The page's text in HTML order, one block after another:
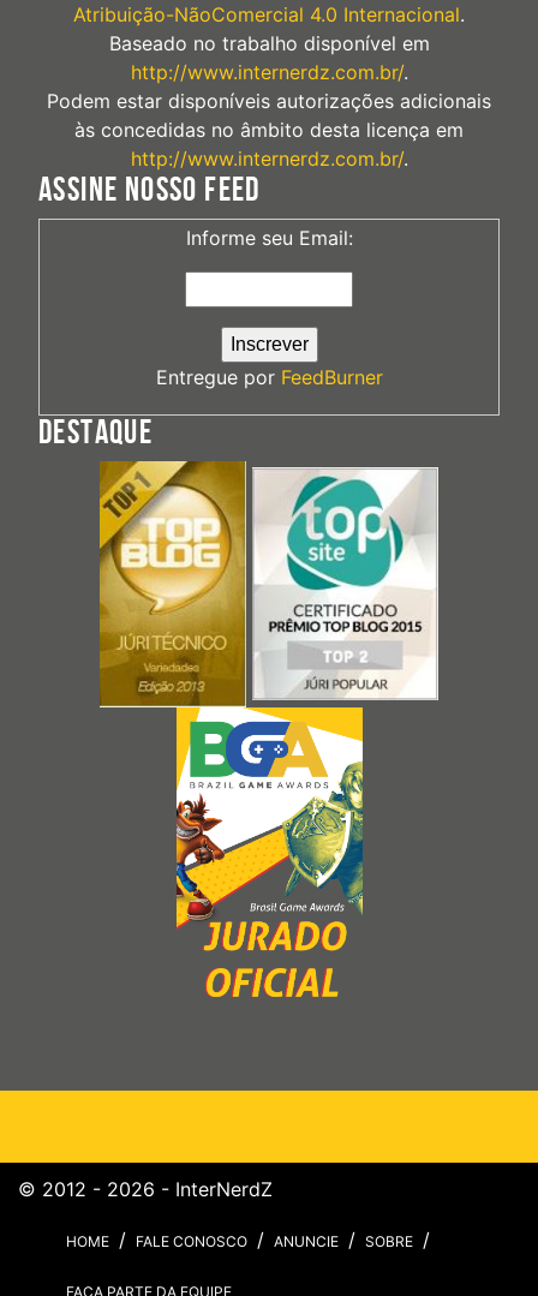
Atribuição-NãoComercial 4.0 Internacional.
Baseado no trabalho disponível em
http://www.internerdz.com.br/.
Podem estar disponíveis autorizações adicionais
às concedidas no âmbito desta licença em
http://www.internerdz.com.br/.
ASSINE NOSSO FEED
Informe seu Email:
Entregue por FeedBurner
DESTAQUE
© 2012 - 2026 - InterNerdZ
HOME FALE CONOSCO ANUNCIE SOBRE
FAÇA PARTE DA EQUIPE